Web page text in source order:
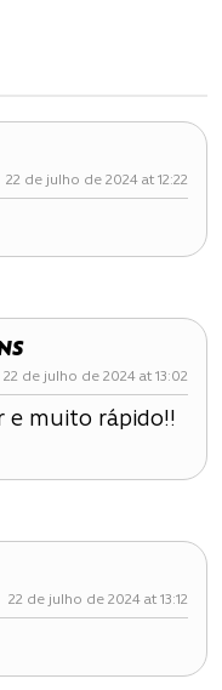
22 de julho de 2024 at 12:22
22 de julho de 2024 at 13:02
e muito rápido!!
22 de julho de 2024 at 13:12